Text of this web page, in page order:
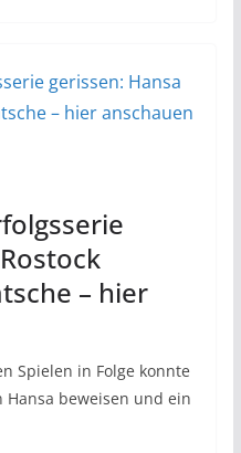
– hier
Spielen in Folge konnte
Hansa beweisen und ein